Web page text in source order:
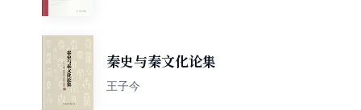
秦史与秦文化论集
王子今